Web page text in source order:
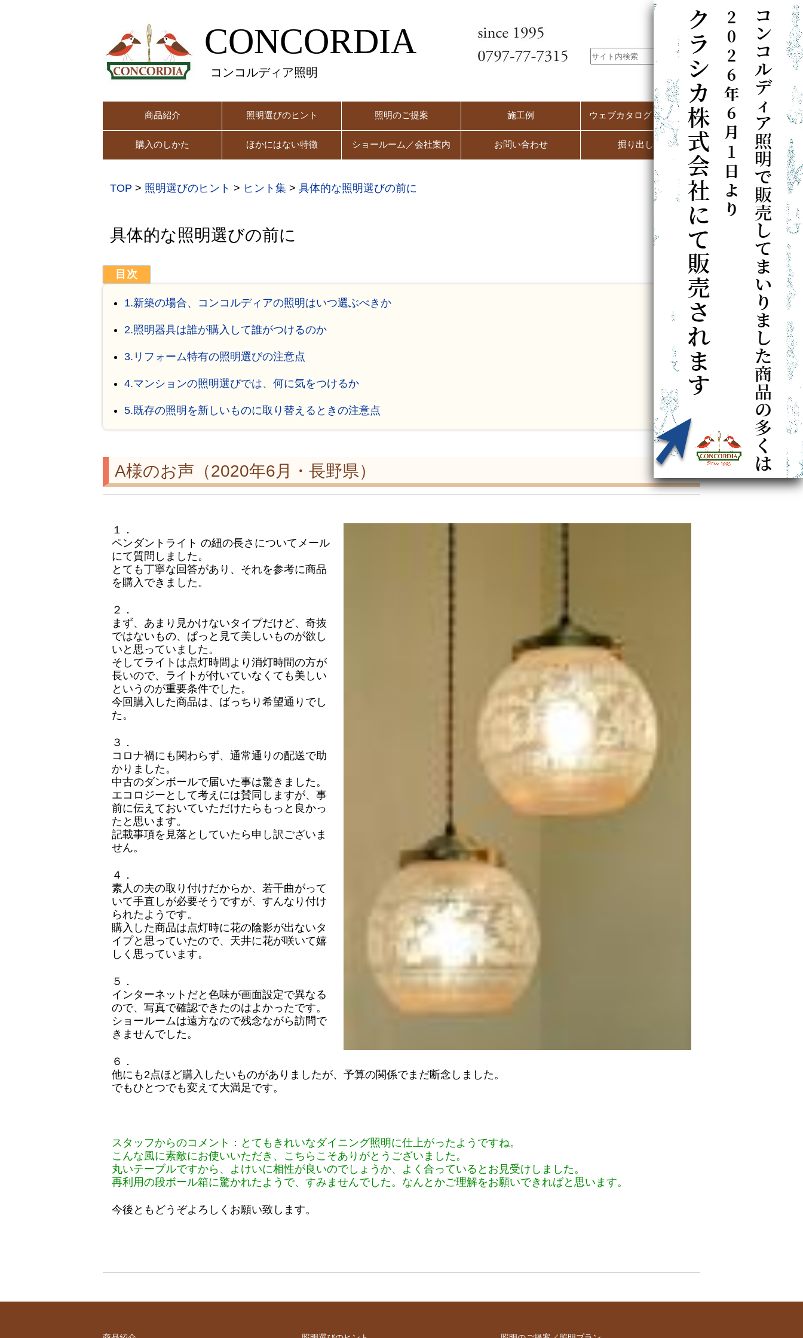
CONCORDIA
コンコルディア照明
商品紹介 照明選びのヒント 照明のご提案 施工例 ウェブカタログ（PC用）
購入のしかた ほかにはない特徴 ショールーム／会社案内 お問い合わせ 掘り出し市
TOP > 照明選びのヒント > ヒント集 > 具体的な照明選びの前に
具体的な照明選びの前に
1.新築の場合、コンコルディアの照明はいつ選ぶべきか
2.照明器具は誰が購入して誰がつけるのか
3.リフォーム特有の照明選びの注意点
4.マンションの照明選びでは、何に気をつけるか
5.既存の照明を新しいものに取り替えるときの注意点
A様のお声（2020年6月・長野県）
１．
ペンダントライト の紐の長さについてメール
にて質問しました。
とても丁寧な回答があり、それを参考に商品
を購入できました。
２．
まず、あまり見かけないタイプだけど、奇抜
ではないもの、ぱっと見て美しいものが欲し
いと思っていました。
そしてライトは点灯時間より消灯時間の方が
長いので、ライトが付いていなくても美しい
というのが重要条件でした。
今回購入した商品は、ばっちり希望通りでし
た。
３．
コロナ禍にも関わらず、通常通りの配送で助
かりました。
中古のダンボールで届いた事は驚きました。
エコロジーとして考えには賛同しますが、事
前に伝えておいていただけたらもっと良かっ
たと思います。
記載事項を見落としていたら申し訳ございま
せん。
４．
素人の夫の取り付けだからか、若干曲がって
いて手直しが必要そうですが、すんなり付け
られたようです。
購入した商品は点灯時に花の陰影が出ないタ
イプと思っていたので、天井に花が咲いて嬉
しく思っています。
５．
インターネットだと色味が画面設定で異なる
ので、写真で確認できたのはよかったです。
ショールームは遠方なので残念ながら訪問で
きませんでした。
６．
他にも2点ほど購入したいものがありましたが、予算の関係でまだ断念しました。
でもひとつでも変えて大満足です。
スタッフからのコメント：とてもきれいなダイニング照明に仕上がったようですね。
こんな風に素敵にお使いいただき、こちらこそありがとうございました。
丸いテーブルですから、よけいに相性が良いのでしょうか、よく合っているとお見受けしました。
再利用の段ボール箱に驚かれたようで、すみませんでした。なんとかご理解をお願いできればと思います。
今後ともどうぞよろしくお願い致します。